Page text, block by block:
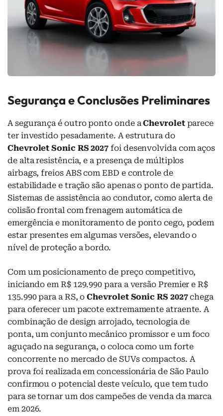
Segurança e Conclusões Preliminares
A segurança é outro ponto onde aChevroletparece
ter investido pesadamente. A estrutura do
Chevrolet Sonic RS 2027 foi desenvolvida com aços
de alta resistência, e a presença de múltiplos
airbags, freios ABS com EBD e controle de
estabilidade e tração são apenas o ponto de partida.
Sistemas de assistência ao condutor, como alerta de
colisão frontal com frenagem automática de
emergência e monitoramento de ponto cego, podem
estar presentes em algumas versões, elevando o
nível de proteção a bordo.
Com um posicionamento de preço competitivo,
iniciando em R$ 129.990 para a versão Premier e R$
135.990 para a RS, oChevrolet Sonic RS 2027chega
para oferecer um pacote extremamente atraente. A
combinação de design arrojado, tecnologia de
ponta, um conjunto mecânico promissor e um foco
aguçado na segurança, o coloca como um forte
concorrente no mercado de SUVs compactos. A
prova foi realizada em concessionária de São Paulo
confirmou o potencial deste veículo, que tem tudo
para se tornar um dos campeões de venda da marca
em 2026.